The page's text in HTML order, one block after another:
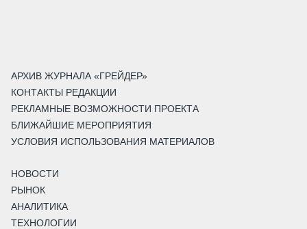
АРХИВ ЖУРНАЛА «ГРЕЙДЕР»
КОНТАКТЫ РЕДАКЦИИ
РЕКЛАМНЫЕ ВОЗМОЖНОСТИ ПРОЕКТА
БЛИЖАЙШИЕ МЕРОПРИЯТИЯ
УСЛОВИЯ ИСПОЛЬЗОВАНИЯ МАТЕРИАЛОВ
НОВОСТИ
РЫНОК
АНАЛИТИКА
ТЕХНОЛОГИИ